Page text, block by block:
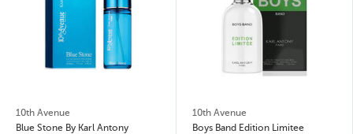
10th Avenue
Blue Stone By Karl Antony
10th Avenue
Boys Band Edition Limitee